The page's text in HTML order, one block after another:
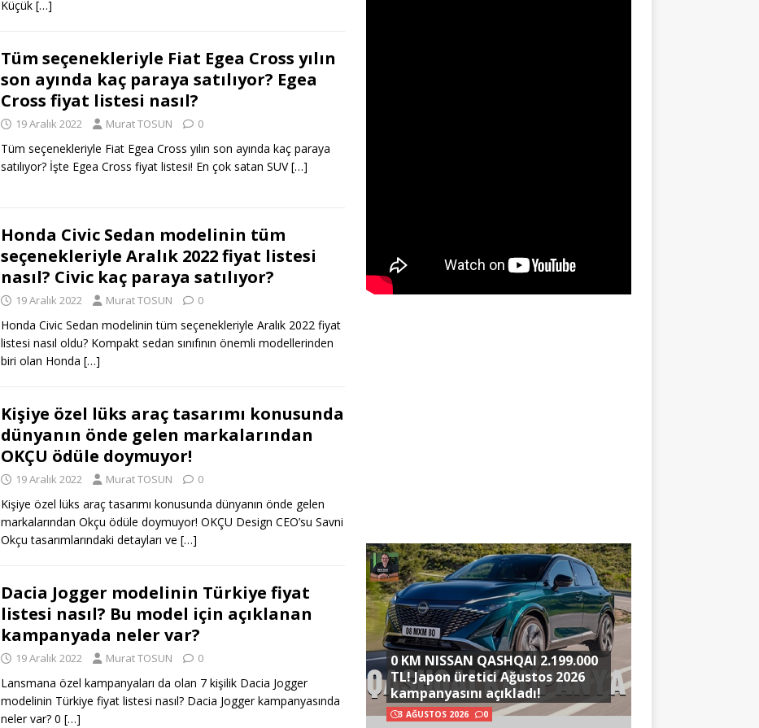
Küçük […]
Tüm seçenekleriyle Fiat Egea Cross yılın
son ayında kaç paraya satılıyor? Egea
Cross fiyat listesi nasıl?
19 Aralık 2022 Murat TOSUN 0
Tüm seçenekleriyle Fiat Egea Cross yılın son ayında kaç paraya
satılıyor? İşte Egea Cross fiyat listesi! En çok satan SUV[…]
Honda Civic Sedan modelinin tüm
seçenekleriyle Aralık 2022 fiyat listesi
nasıl? Civic kaç paraya satılıyor?
19 Aralık 2022 Murat TOSUN 0
Honda Civic Sedan modelinin tüm seçenekleriyle Aralık 2022 fiyat
listesi nasıl oldu? Kompakt sedan sınıfının önemli modellerinden
biri olan Honda […]
Kişiye özel lüks araç tasarımı konusunda
dünyanın önde gelen markalarından
OKÇU ödüle doymuyor!
19 Aralık 2022 Murat TOSUN 0
Kişiye özel lüks araç tasarımı konusunda dünyanın önde gelen
markalarından Okçu ödüle doymuyor! OKÇU Design CEO’su Savni
Okçu tasarımlarındaki detayları ve […]
Dacia Jogger modelinin Türkiye fiyat
listesi nasıl? Bu model için açıklanan
kampanyada neler var?
19 Aralık 2022 Murat TOSUN 0
Lansmana özel kampanyaları da olan 7 kişilik Dacia Jogger
modelinin Türkiye fiyat listesi nasıl? Dacia Jogger kampanyasında
neler var? 0 […]
0 KM NISSAN QASHQAI 2.199.000
TL! Japon üretici Ağustos 2026
kampanyasını açıkladı!
3 AĞUSTOS 2026 0